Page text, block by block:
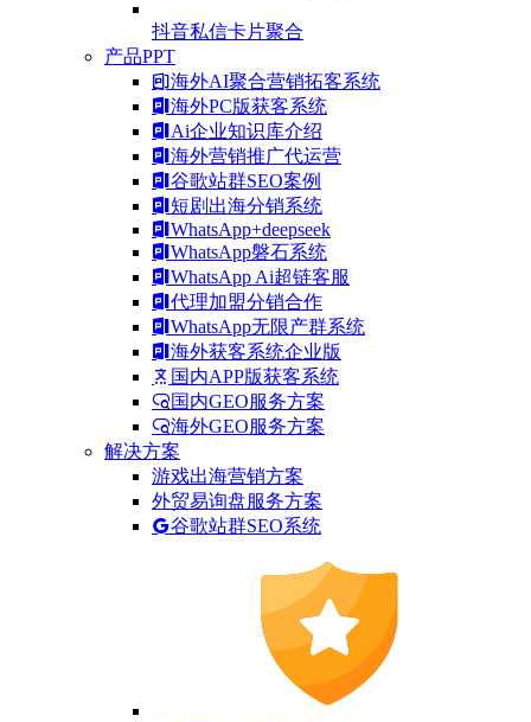
抖音私信卡片聚合
产品PPT
海外AI聚合营销拓客系统
海外PC版获客系统
Ai企业知识库介绍
海外营销推广代运营
谷歌站群SEO案例
短剧出海分销系统
WhatsApp+deepseek
WhatsApp磐石系统
WhatsApp Ai超链客服
代理加盟分销合作
WhatsApp无限产群系统
海外获客系统企业版
国内APP版获客系统
国内GEO服务方案
海外GEO服务方案
解决方案
游戏出海营销方案
外贸易询盘服务方案
谷歌站群SEO系统